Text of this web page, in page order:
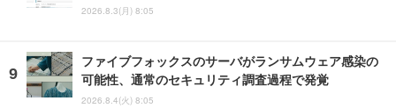
2026.8.3(月) 8:05
ファイブフォックスのサーバがランサムウェア感染の
可能性、通常のセキュリティ調査過程で発覚
2026.8.4(火) 8:05